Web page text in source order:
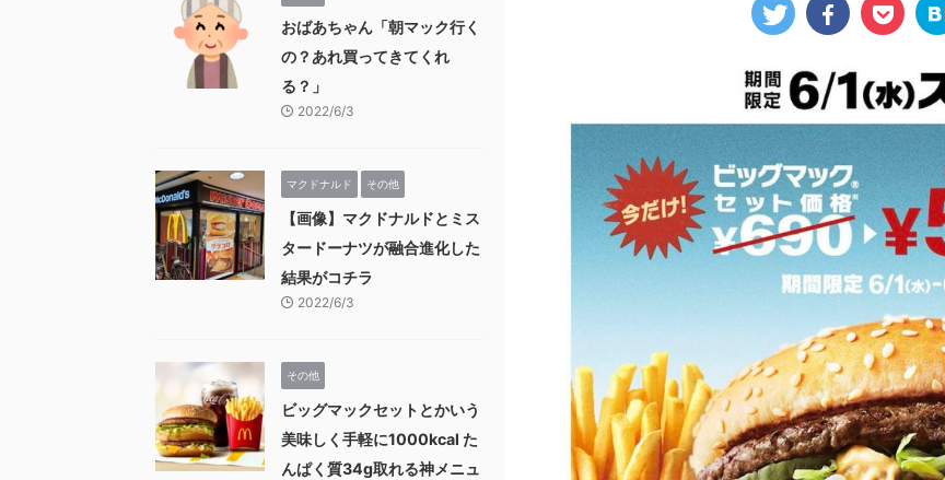
おばあちゃん「朝マック行く
の？あれ買ってきてくれ
る？」
2022/6/3
マクドナルド その他
【画像】マクドナルドとミス
タードーナツが融合進化した
結果がコチラ
2022/6/3
その他
ビッグマックセットとかいう
美味しく手軽に1000kcal た
んぱく質34g取れる神メニュ